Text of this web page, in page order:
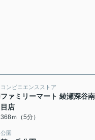
コンビニエンスストア
ファミリーマート 綾瀬深谷
目店
368ｍ（5分）
公園